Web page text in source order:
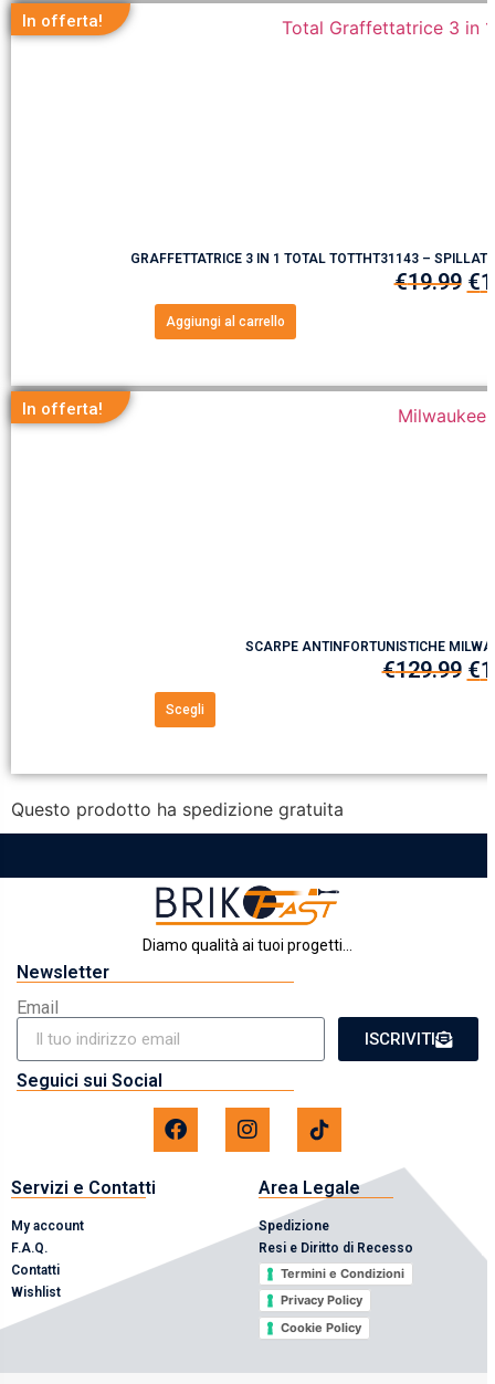
In offerta!
GRAFFETTATRICE 3 IN 1 TOTAL TOTTHT31143 –
€19.99 €
Aggiungi al carrello
In offerta!
SCARPE ANTINFORTUNISTICHE
€129.99 €
Scegli
Questo prodotto ha spedizione gratuita
Diamo qualità ai tuoi progetti...
Newsletter
Email
ISCRIVITI
Seguici sui Social
Servizi e Contatti
My account
F.A.Q.
Contatti
Wishlist
Area Legale
Spedizione
Resi e Diritto di Recesso
Termini e Condizioni
Privacy Policy
Cookie Policy